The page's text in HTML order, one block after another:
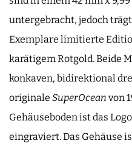
untergebracht, jedoch
Exemplare limitierte
karätigem Rotgold. Beide
konkaven, bidirektional
originale SuperOcean von
Gehäuseboden ist das
eingraviert. Das Gehäuse